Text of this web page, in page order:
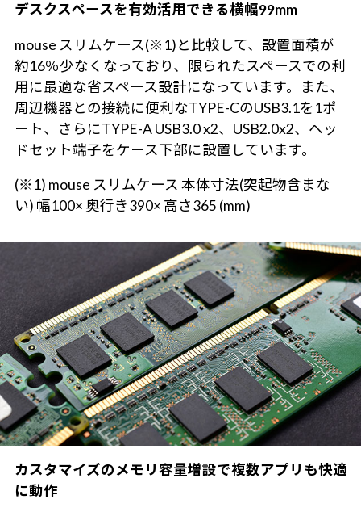
デスクスペースを有効活用できる横幅99mm
mouse スリムケース(※1)と比較して、設置面積が
約16％少なくなっており、限られたスペースでの利
用に最適な省スペース設計になっています。また、
周辺機器との接続に便利なTYPE-CのUSB3.1を1ポ
ート、さらにTYPE-A USB3.0 x2、USB2.0x2、ヘッ
ドセット端子をケース下部に設置しています。
(※1) mouse スリムケース 本体寸法(突起物含まな
い) 幅100× 奥行き390× 高さ365 (mm)
カスタマイズのメモリ容量増設で複数アプリも快適
に動作